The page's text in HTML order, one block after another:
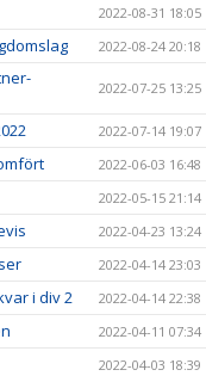
2022-08-31 18:05
2022-08-24 20:18
2022-07-25 13:25
2022-07-14 19:07
2022-06-03 16:48
2022-05-15 21:14
2022-04-23 13:24
2022-04-14 23:03
i div 2 2022-04-14 22:38
2022-04-11 07:34
2022-04-03 18:39